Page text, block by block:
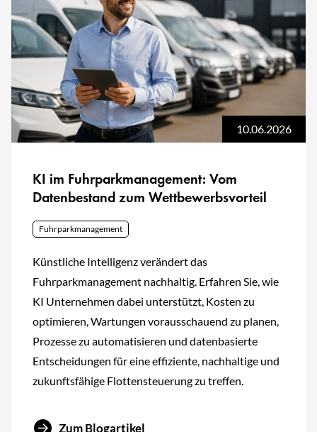
10.06.2026
KI im Fuhrparkmanagement: Vom
Datenbestand zum Wettbewerbsvorteil
Fuhrparkmanagement
Künstliche Intelligenz verändert das
Fuhrparkmanagement nachhaltig. Erfahren Sie, wie
KI Unternehmen dabei unterstützt, Kosten zu
optimieren, Wartungen vorausschauend zu planen,
Prozesse zu automatisieren und datenbasierte
Entscheidungen für eine effiziente, nachhaltige und
zukunftsfähige Flottensteuerung zu treffen.
Zum Blogartikel